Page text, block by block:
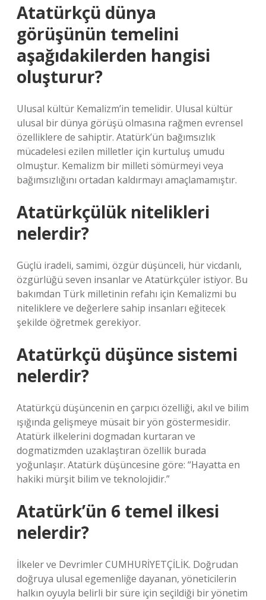
Atatürkçü dünya
görüşünün temelini
aşağıdakilerden hangisi
oluşturur?
Ulusal kültür Kemalizm’in temelidir. Ulusal kültür
ulusal bir dünya görüşü olmasına rağmen evrensel
özelliklere de sahiptir. Atatürk’ün bağımsızlık
mücadelesi ezilen milletler için kurtuluş umudu
olmuştur. Kemalizm bir milleti sömürmeyi veya
bağımsızlığını ortadan kaldırmayı amaçlamamıştır.
Atatürkçülük nitelikleri
nelerdir?
Güçlü iradeli, samimi, özgür düşünceli, hür vicdanlı,
özgürlüğü seven insanlar ve Atatürkçüler istiyor. Bu
bakımdan Türk milletinin refahı için Kemalizmi bu
niteliklere ve değerlere sahip insanları eğitecek
şekilde öğretmek gerekiyor.
Atatürkçü düşünce sistemi
nelerdir?
Atatürkçü düşüncenin en çarpıcı özelliği, akıl ve bilim
ışığında gelişmeye müsait bir yön göstermesidir.
Atatürk ilkelerini dogmadan kurtaran ve
dogmatizmden uzaklaştıran özellik burada
yoğunlaşır. Atatürk düşüncesine göre: “Hayatta en
hakiki mürşit bilim ve teknolojidir.”
Atatürk’ün 6 temel ilkesi
nelerdir?
İlkeler ve Devrimler CUMHURİYETÇİLİK. Doğrudan
doğruya ulusal egemenliğe dayanan, yöneticilerin
halkın oyuyla belirli bir süre için seçildiği bir yönetim